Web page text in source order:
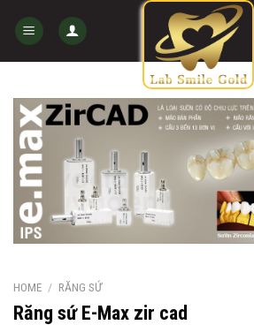
HOME / RĂNG SỨ
Răng sứ E-Max zir cad